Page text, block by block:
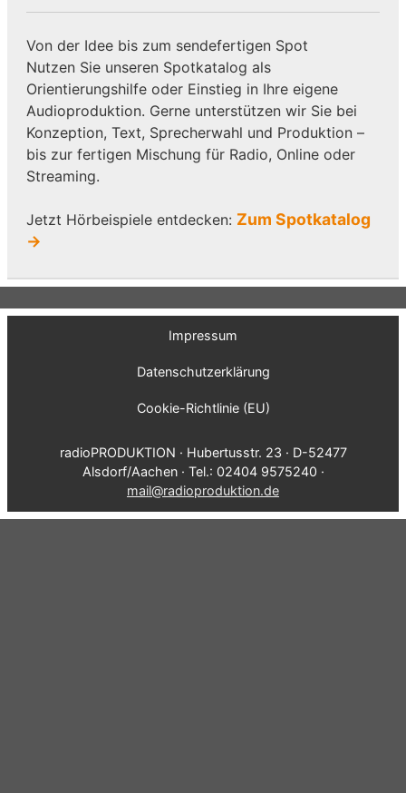
Von der Idee bis zum sendefertigen Spot
Nutzen Sie unseren Spotkatalog als
Orientierungshilfe oder Einstieg in Ihre eigene
Audioproduktion. Gerne unterstützen wir Sie bei
Konzeption, Text, Sprecherwahl und Produktion –
bis zur fertigen Mischung für Radio, Online oder
Streaming.
Jetzt Hörbeispiele entdecken: Zum Spotkatalog
→
Impressum
Datenschutzerklärung
Cookie-Richtlinie (EU)
radioPRODUKTION · Hubertusstr. 23 · D-52477
Alsdorf/Aachen · Tel.: 02404 9575240 ·
mail@radioproduktion.de